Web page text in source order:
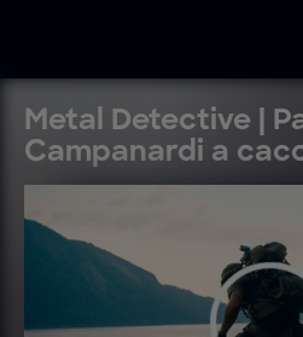
Metal Detective |
Campanardi a
tesori del nostro